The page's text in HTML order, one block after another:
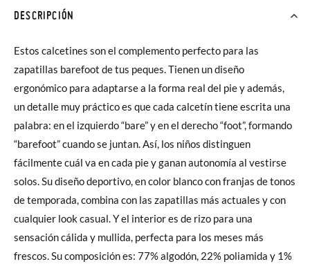
DESCRIPCIÓN
Estos calcetines son el complemento perfecto para las
zapatillas barefoot de tus peques. Tienen un diseño
ergonómico para adaptarse a la forma real del pie y además,
un detalle muy práctico es que cada calcetín tiene escrita una
palabra: en el izquierdo “bare” y en el derecho “foot”, formando
“barefoot” cuando se juntan. Así, los niños distinguen
fácilmente cuál va en cada pie y ganan autonomía al vestirse
solos. Su diseño deportivo, en color blanco con franjas de tonos
de temporada, combina con las zapatillas más actuales y con
cualquier look casual. Y el interior es de rizo para una
sensación cálida y mullida, perfecta para los meses más
frescos. Su composición es: 77% algodón, 22% poliamida y 1%